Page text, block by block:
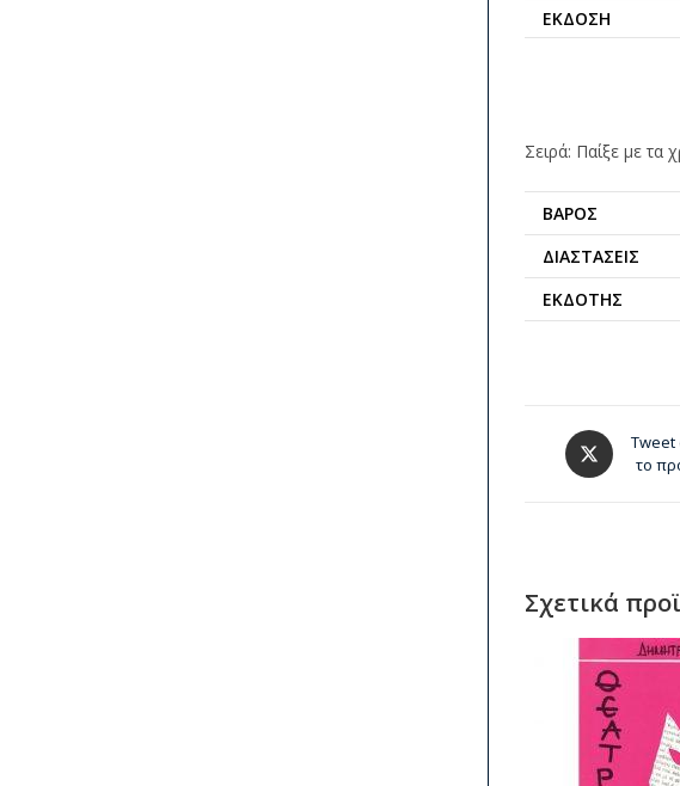
ΈΚΔΟΣΗ
Σειρά: Παίξε με τα
ΒΆΡΟΣ
ΔΙΑΣΤΆΣΕΙΣ
ΕΚΔΌΤΗΣ
Tweet
το
Σχετικά